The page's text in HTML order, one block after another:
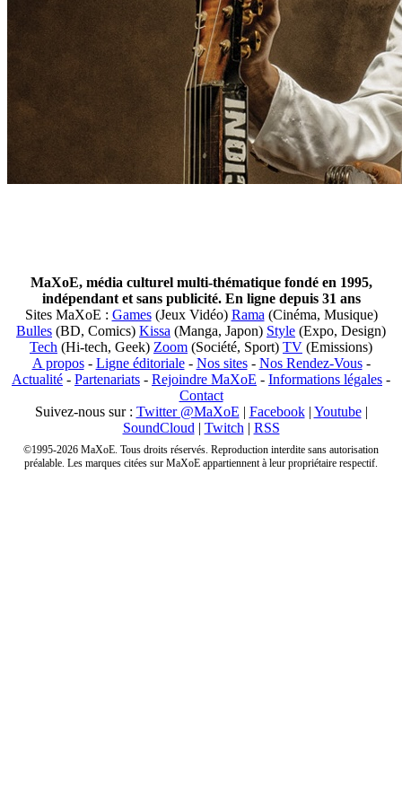
MaXoE, média culturel multi-thématique fondé en 1995,
indépendant et sans publicité. En ligne depuis 31 ans
Sites MaXoE : Games(Jeux Vidéo) Rama (Cinéma, Musique)
Bulles (BD, Comics) Kissa (Manga, Japon) Style (Expo, Design)
Tech (Hi-tech, Geek) Zoom (Société, Sport) TV (Emissions)
A propos- Ligne éditoriale- Nos sites- Nos Rendez-Vous-
Actualité - Partenariats - Rejoindre MaXoE - Informations légales -
Contact
Suivez-nous sur : Twitter @MaXoE | Facebook| Youtube|
SoundCloud | Twitch | RSS
©1995-2026 MaXoE. Tous droits réservés. Reproduction interdite sans autorisation
préalable. Les marques citées sur MaXoE appartiennent à leur propriétaire respectif.